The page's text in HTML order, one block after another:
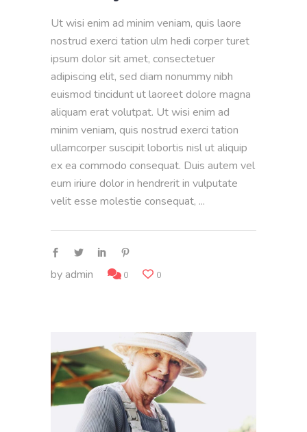
Ut wisi enim ad minim veniam, quis laore
nostrud exerci tation ulm hedi corper turet
ipsum dolor sit amet, consectetuer
adipiscing elit, sed diam nonummy nibh
euismod tincidunt ut laoreet dolore magna
aliquam erat volutpat. Ut wisi enim ad
minim veniam, quis nostrud exerci tation
ullamcorper suscipit lobortis nisl ut aliquip
ex ea commodo consequat. Duis autem vel
eum iriure dolor in hendrerit in vulputate
velit esse molestie consequat,
byadmin 0 0